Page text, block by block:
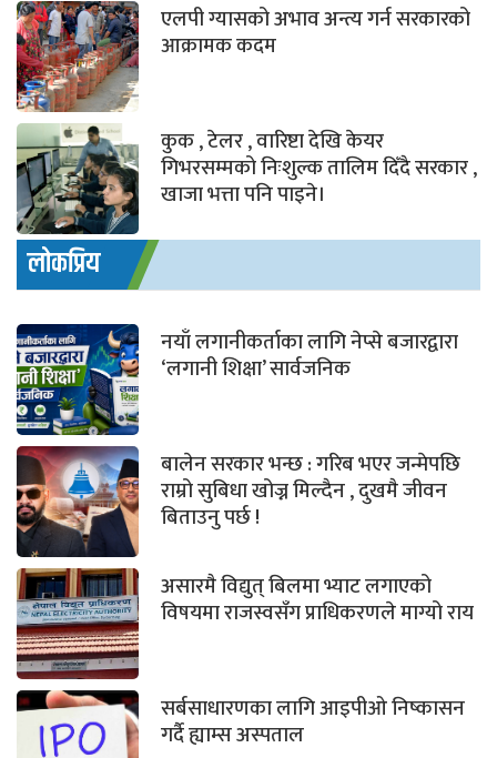
एलपी ग्यासको अभाव अन्त्य गर्न सरकारको
आक्रामक कदम
कुक , टेलर , वारिष्टा देखि केयर
गिभरसम्मको निःशुल्क तालिम दिँदै सरकार ,
खाजा भत्ता पनि पाइने।
लोकप्रिय
नयाँ लगानीकर्ताका लागि नेप्से बजारद्वारा
‘लगानी शिक्षा’ सार्वजनिक
बालेन सरकार भन्छ : गरिब भएर जन्मेपछि
राम्रो सुबिधा खोज्न मिल्दैन , दुखमै जीवन
बिताउनु पर्छ !
असारमै विद्युत् बिलमा भ्याट लगाएको
विषयमा राजस्वसँग प्राधिकरणले माग्यो राय
सर्बसाधारणका लागि आइपीओ निष्कासन
गर्दै ह्याम्स अस्पताल